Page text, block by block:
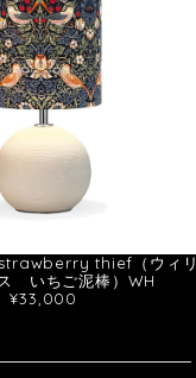
thief（ウィリ
いちご泥棒）WH
¥33,000